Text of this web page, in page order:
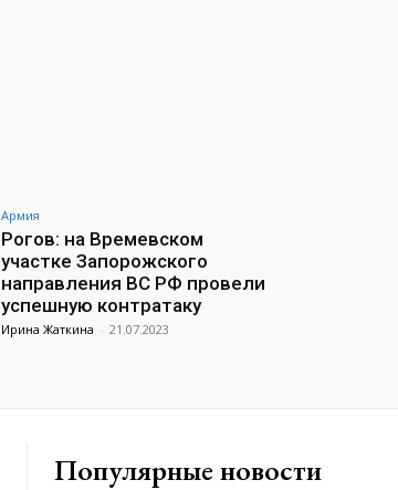
Армия
Рогов: на Времевском
участке Запорожского
направления ВС РФ провели
успешную контратаку
Ирина Жаткина - 21.07.2023
Популярные новости